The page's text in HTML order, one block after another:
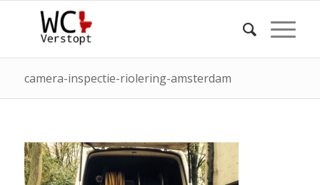
camera-inspectie-riolering-amsterdam